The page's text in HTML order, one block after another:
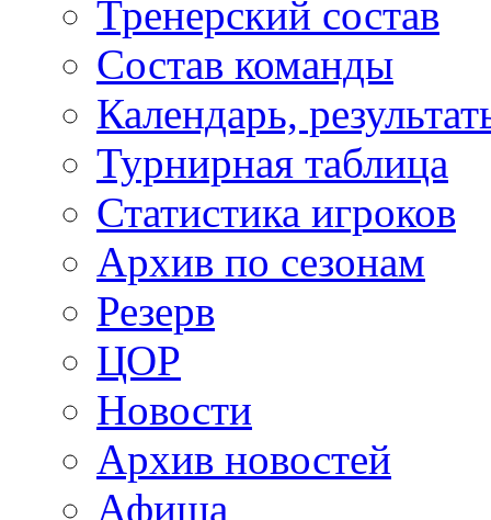
Тренерский состав
Состав команды
Календарь,
Турнирная таблица
Статистика игроков
Архив по сезонам
Резерв
ЦОР
Новости
Архив новостей
Афиша